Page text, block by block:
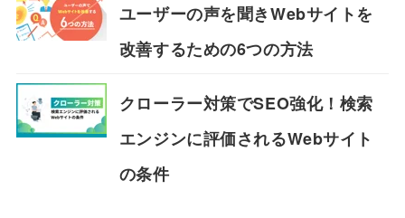
ユーザーの声を聞きWebサイトを
改善するための6つの方法
クローラー対策でSEO強化！検索
エンジンに評価されるWebサイト
の条件